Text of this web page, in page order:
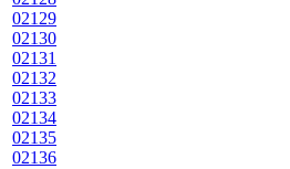
02129
02130
02131
02132
02133
02134
02135
02136